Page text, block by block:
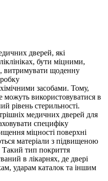
дверей, які
бути міцними,
витримувати щоденну
засобами. Тому,
можуть використовуватися в
рівень стерильності.
медичних дверей для
специфіку
міцності поверхні
матеріали з підвищеною
Такий тип покриття
в лікарнях, де двері
ударам каталок та іншим